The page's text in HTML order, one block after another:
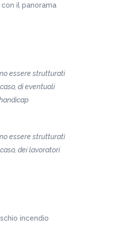
il panorama
essere strutturati
di eventuali
essere strutturati
dei lavoratori
incendio